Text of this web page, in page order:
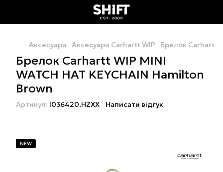
Аксесуари Аксесуари Carhartt WIP Брелок Carhartt
Брелок Carhartt WIP MINI
WATCH HAT KEYCHAIN Hamilton
Brown
Артикул: I036420.HZXX Написати відгук
NEW